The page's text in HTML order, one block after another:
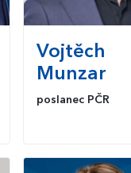
Vojtěch
Munzar
poslanec PČR